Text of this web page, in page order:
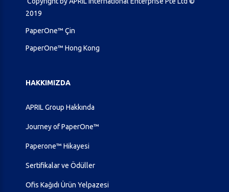
2019
PaperOne™ Çin
PaperOne™ Hong Kong
HAKKIMIZDA
APRIL Group Hakkında
Journey of PaperOne™
Paperone™ Hikayesi
Sertifikalar ve Ödüller
Ofis Kağıdı Ürün Yelpazesi